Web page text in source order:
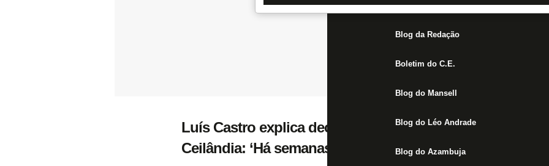
Jogos
Blog da Redação
Boletim do C.E.
Blog do Mansell
Blog do Léo Andrade
Blog do Azambuja
Luís Castro explica decisão por Botafogo modificado
Ceilândia: ‘Há semanas em que todos merecem jogar’